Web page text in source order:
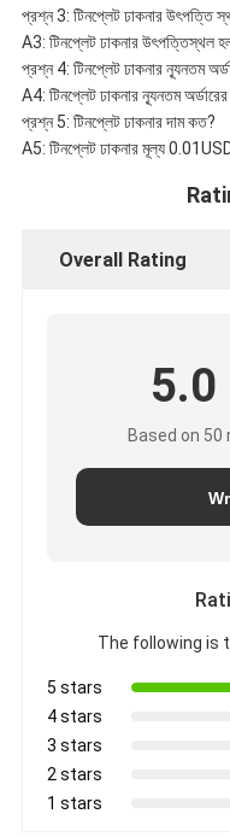
প্রশ্ন 3: টিনপ্লেট ঢাকনার উৎপত্তি
A3: টিনপ্লেট ঢাকনার উৎপত্তিস্থল
প্রশ্ন 4: টিনপ্লেট ঢাকনার ন্যূনতম
A4: টিনপ্লেট ঢাকনার ন্যূনতম
প্রশ্ন 5: টিনপ্লেট ঢাকনার দাম কত?
A5: টিনপ্লেট ঢাকনার মূল্য
Overall Rating
5.0
Based on
The following is
5 stars
4 stars
3 stars
2 stars
1 stars